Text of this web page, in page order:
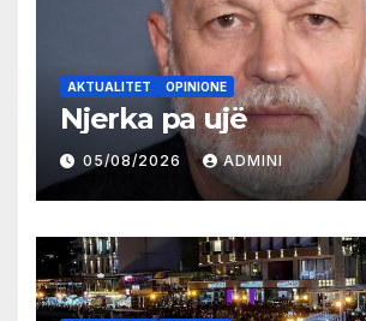
AKTUALITET OPINIONE
Njerka pa ujë
05/08/2026 ADMINI